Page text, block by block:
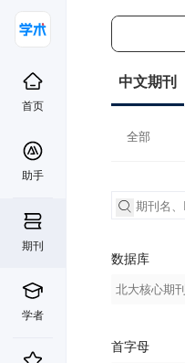
首页
助手
期刊
学者
中文期刊
全部
数据库
北大核心期刊
首字母